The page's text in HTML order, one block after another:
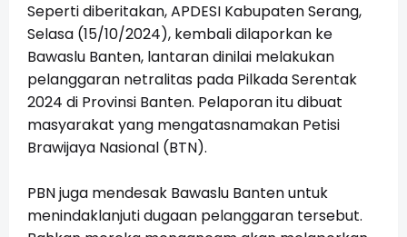
Seperti diberitakan, APDESI Kabupaten Serang,
Selasa (15/10/2024), kembali dilaporkan ke
Bawaslu Banten, lantaran dinilai melakukan
pelanggaran netralitas pada Pilkada Serentak
2024 di Provinsi Banten. Pelaporan itu dibuat
masyarakat yang mengatasnamakan Petisi
Brawijaya Nasional (BTN).
PBN juga mendesak Bawaslu Banten untuk
menindaklanjuti dugaan pelanggaran tersebut.